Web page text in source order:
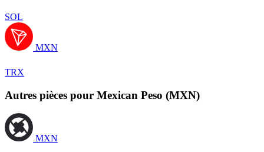
SOL
MXN
TRX
Autres pièces pour Mexican Peso (MXN)
MXN